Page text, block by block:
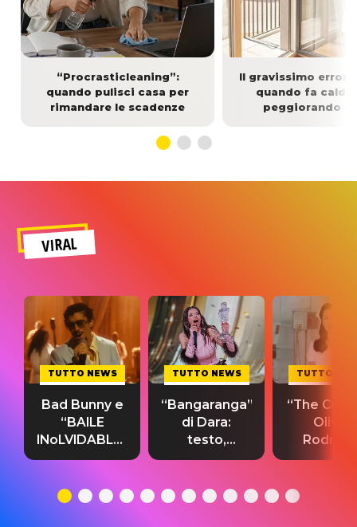
“Procrasticleaning”:
quando pulisci casa per
rimandare le scadenze
Il gravissimo
quando fa
peggiorando
VIRAL
TUTTO NEWS
Bad Bunny e
“BAILE
INoLVIDABLE”:
testo,
significato
TUTTO NEWS
“Bangaranga”
di Dara:
testo,
traduzione e
del singolo
TUTTO
“The
Olivia
testo,